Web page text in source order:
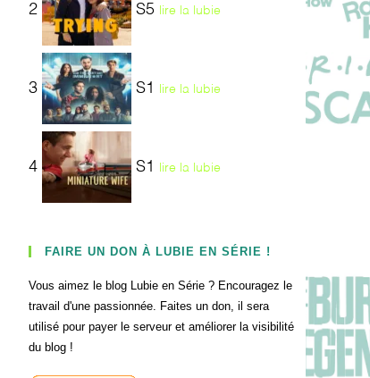
2 S5 lire la lubie
3 S1 lire la lubie
4 S1 lire la lubie
FAIRE UN DON À LUBIE EN SÉRIE !
Vous aimez le blog Lubie en Série ? Encouragez le
travail d'une passionnée. Faites un don, il sera
utilisé pour payer le serveur et améliorer la visibilité
du blog !